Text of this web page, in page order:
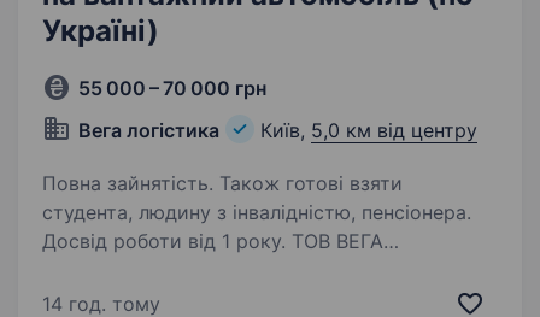
Україні)
55 000 – 70 000 грн
Вега логістика
Київ, 5,0 км від центру
Повна зайнятість. Також готові взяти
студента, людину з інвалідністю, пенсіонера.
Досвід роботи від 1 року. ТОВ ВЕГА
власним автопарком, що надає послуги
14 год. тому